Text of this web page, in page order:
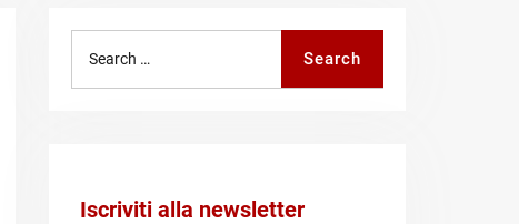
Search
Iscriviti alla newsletter